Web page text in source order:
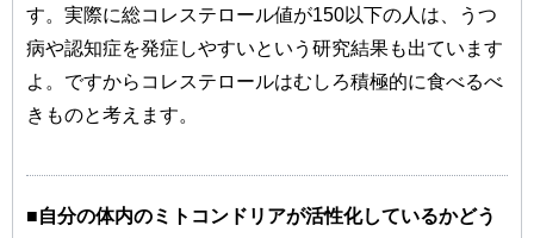
す。実際に総コレステロール値が150以下の人は、うつ
病や認知症を発症しやすいという研究結果も出ています
よ。ですからコレステロールはむしろ積極的に食べるべ
きものと考えます。
■自分の体内のミトコンドリアが活性化しているかどう